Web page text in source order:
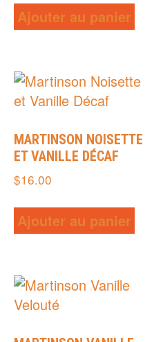
Ajouter au panier
MARTINSON NOISETTE
ET VANILLE DÉCAF
$16.00
Ajouter au panier